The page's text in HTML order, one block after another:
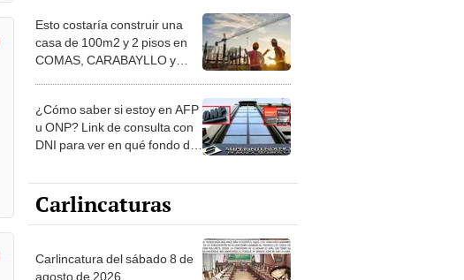
Esto costaría construir una
casa de 100m2 y 2 pisos en
COMAS, CARABAYLLO y
¿Cómo saber si estoy en AFP
u ONP? Link de consulta con
DNI para ver en qué fondo de
Carlincaturas
Carlincatura del sábado 8 de
agosto de 2026